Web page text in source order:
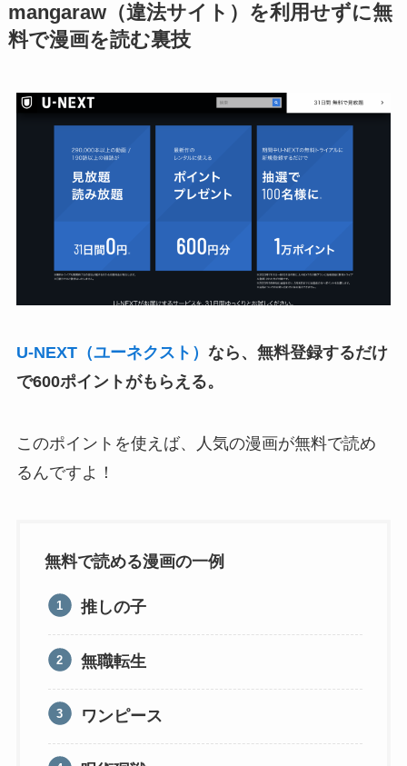
mangaraw（違法サイト）を利用せずに無
料で漫画を読む裏技
U-NEXT（ユーネクスト） なら、無料登録するだけ
で600ポイントがもらえる。
このポイントを使えば、人気の漫画が無料で読め
るんですよ！
無料で読める漫画の一例
推しの子
無職転生
ワンピース